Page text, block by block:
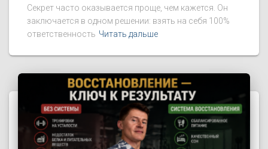
Секрет часто оказывается проще, чем кажется. Он
заключается в одном решении: взять на себя 100%
ответственность Читать дальше